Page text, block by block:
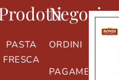
PASTA
FRESCA
Negozio
ORDINI
PAGAMENTI